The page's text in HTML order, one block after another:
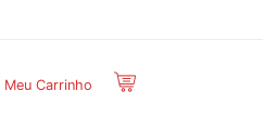
Meu Carrinho